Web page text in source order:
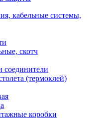
кабельные системы,
скотч
соединители
(термоклей)
коробки